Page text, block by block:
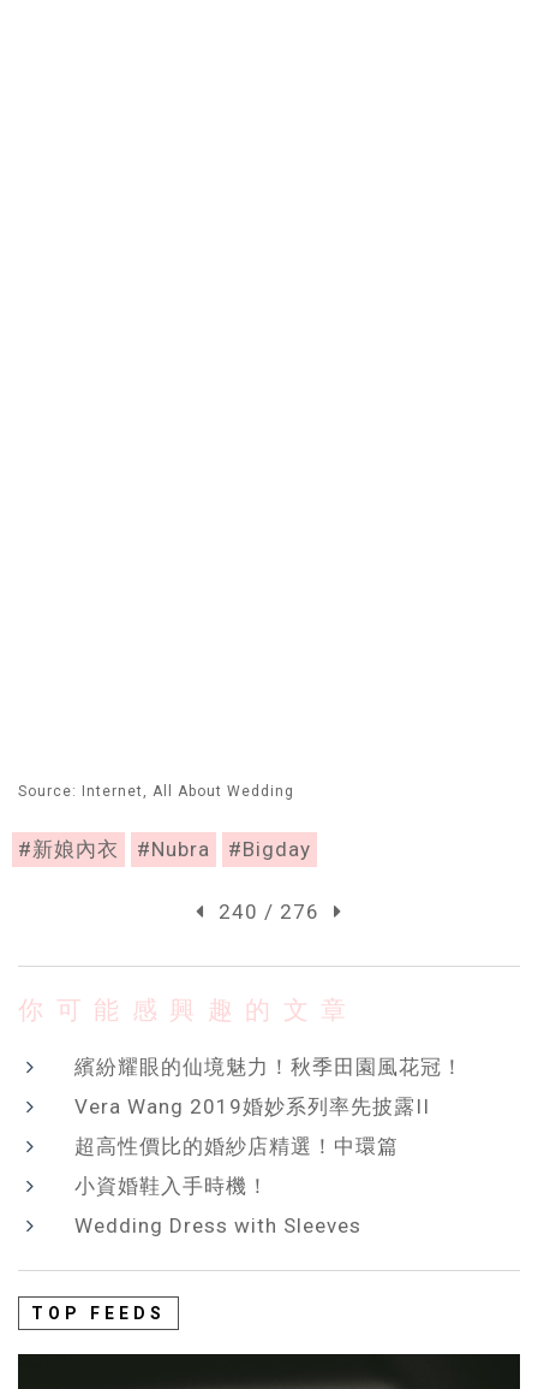
Source: Internet, All About Wedding
#新娘內衣 #Nubra #Bigday
240 / 276
你可能感興趣的文章
繽紛耀眼的仙境魅力！秋季田園風花冠！
Vera Wang 2019婚妙系列率先披露II
超高性價比的婚紗店精選！中環篇
小資婚鞋入手時機！
Wedding Dress with Sleeves
TOP FEEDS